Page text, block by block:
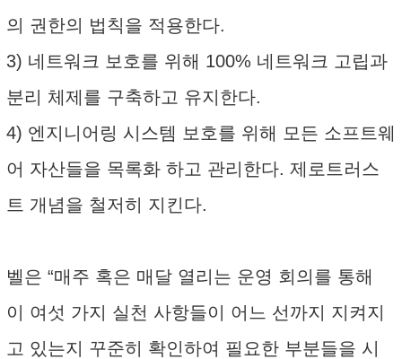
의 권한의 법칙을 적용한다.
3) 네트워크 보호를 위해 100% 네트워크 고립과
분리 체제를 구축하고 유지한다.
4) 엔지니어링 시스템 보호를 위해 모든 소프트웨
어 자산들을 목록화 하고 관리한다. 제로트러스
트 개념을 철저히 지킨다.
벨은 “매주 혹은 매달 열리는 운영 회의를 통해
이 여섯 가지 실천 사항들이 어느 선까지 지켜지
고 있는지 꾸준히 확인하여 필요한 부분들을 시